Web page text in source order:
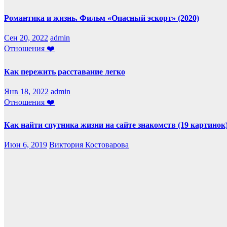
Романтика и жизнь. Фильм «Опасный эскорт» (2020)
Сен 20, 2022 admin
Отношения ❤️
Как пережить расставание легко
Янв 18, 2022 admin
Отношения ❤️
Как найти спутника жизни на сайте знакомств (19
Июн 6, 2019 Виктория Костоварова